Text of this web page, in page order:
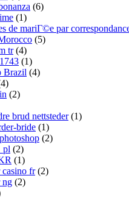
(6)
(1)
de mariГ©e par
(5)
tr(4)
(1)
Brazil (4)
(2)
brud nettsteder(1)
bride (1)
(2)
(2)
(1)
casino fr(2)
ng (2)